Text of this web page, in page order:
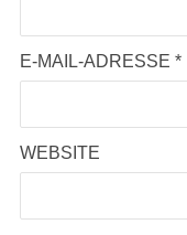
E-MAIL-ADRESSE *
WEBSITE